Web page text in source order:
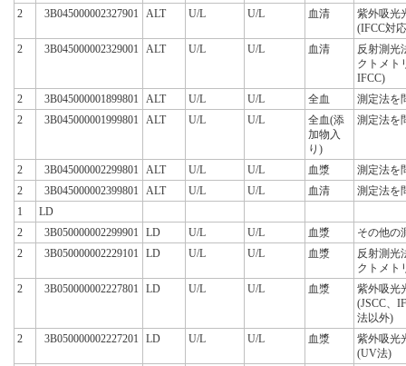
2
3B045000002327901 ALT U/L U/L 血清
紫外吸光
(IFCC対
2
3B045000002329001 ALT U/L U/L 血清
反射測光
クトメト
IFCC)
2
3B045000001899801 ALT U/L U/L 全血
測定法を
2
3B045000001999801 ALT U/L U/L
全血(添
加物入
り)
測定法を
2 3B045000002299801 ALT U/L U/L 血漿
測定法を
2
3B045000002399801 ALT U/L U/L 血清
測定法を
1
LD
2
3B050000002299901 LD U/L U/L 血漿
その他の
2
3B050000002229101 LD U/L U/L 血漿
反射測光
クトメト
2
3B050000002227801 LD U/L U/L 血漿
紫外吸光
(JSCC、
法以外)
2
3B050000002227201 LD U/L U/L 血漿
紫外吸光
(UV法)